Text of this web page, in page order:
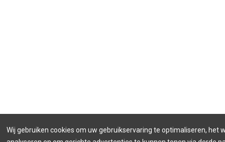
Wij gebruiken cookies om uw gebruikservaring te optimaliseren, het